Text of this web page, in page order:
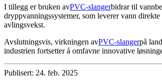
I tillegg er bruken avPVC-slangerbidrar til
dryppvanningssystemer, som leverer vann
avlingsvekst.
Avslutningsvis, virkningen avPVC-slangerpå
industrien fortsetter å omfavne innovative
Publisert: 24. feb. 2025